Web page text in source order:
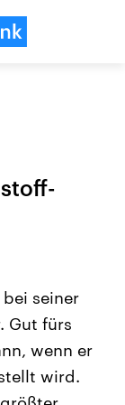
Beiträge,
und
die Vereinigten
Ländern
Einfluss auf
seiner
Gut fürs
wenn er
wird.